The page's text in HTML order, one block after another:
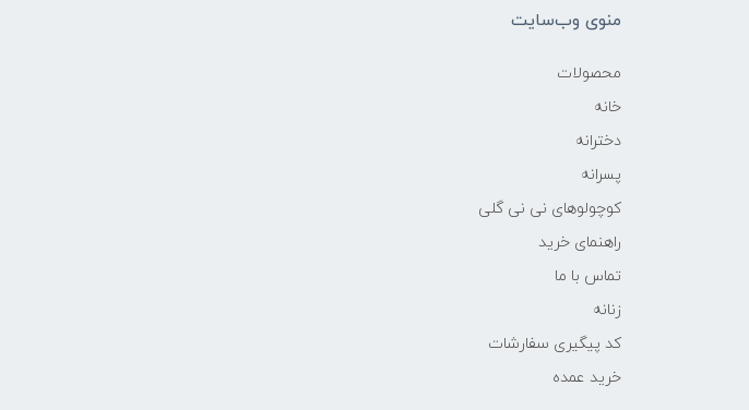
منوی وب‌سایت
محصولات
خانه
دخترانه
پسرانه
کوچولوهای نی نی گلی
راهنمای خرید
تماس با ما
زنانه
کد پیگیری سفارشات
خرید عمده